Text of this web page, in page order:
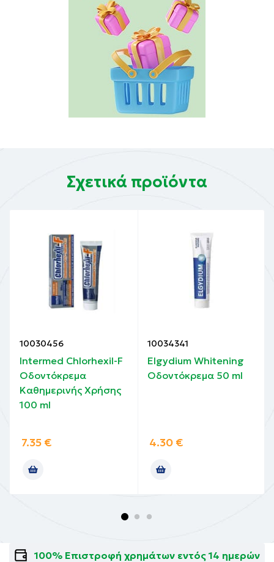
Σχετικά προϊόντα
10030456
Intermed Chlorhexil-F
Οδοντόκρεμα
Καθημερινής Χρήσης
100 ml
7.35 €
10034341
Elgydium Whitening
Οδοντόκρεμα 50 ml
4.30 €
100% Επιστροφή χρημάτων εντός 14 ημερών